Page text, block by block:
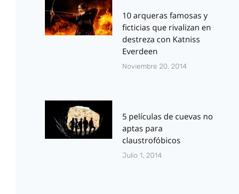
10 arqueras famosas y
ficticias que rivalizan en
destreza con Katniss
Everdeen
Noviembre 20, 2014
5 películas de cuevas no
aptas para
claustrofóbicos
Julio 1, 2014